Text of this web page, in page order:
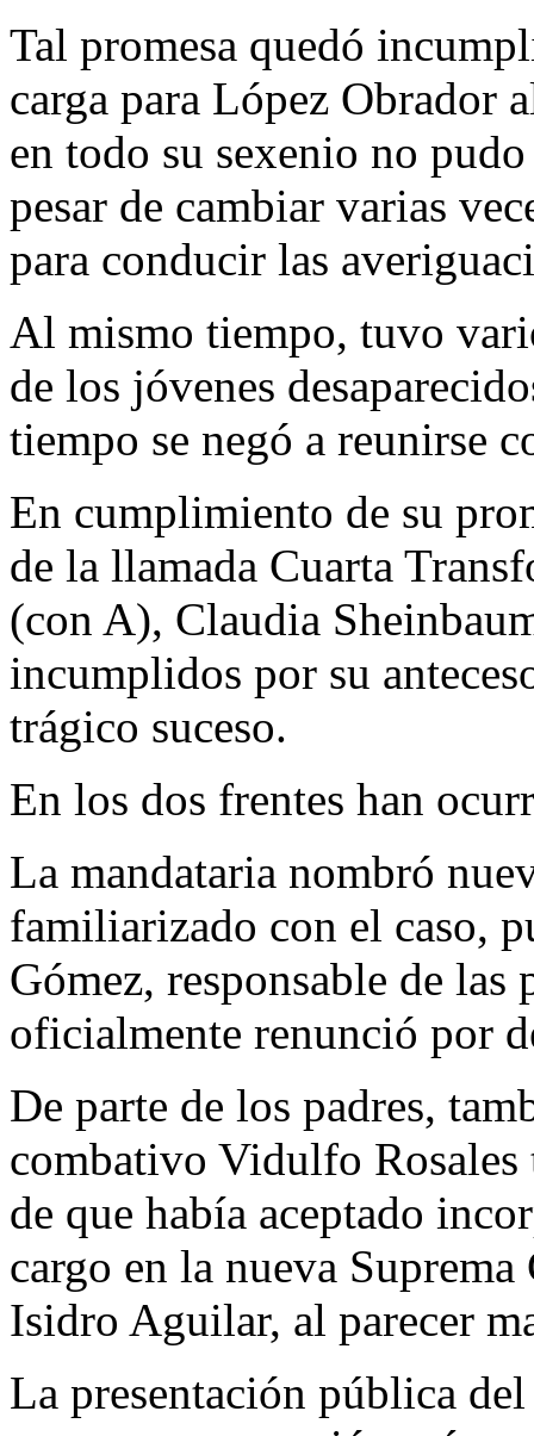
Tal promesa quedó
carga para López Obrador
en todo su sexenio no
pesar de cambiar varias
para conducir las
Al mismo tiempo, tuvo
de los jóvenes
tiempo se negó a reunirse
En cumplimiento de su
de la llamada Cuarta
(con A), Claudia
incumplidos por su
trágico suceso.
En los dos frentes han
La mandataria nombró
familiarizado con el caso,
Gómez, responsable de las
oficialmente renunció por
De parte de los padres,
combativo Vidulfo Rosales
de que había aceptado
cargo en la nueva
Isidro Aguilar, al parecer
La presentación pública